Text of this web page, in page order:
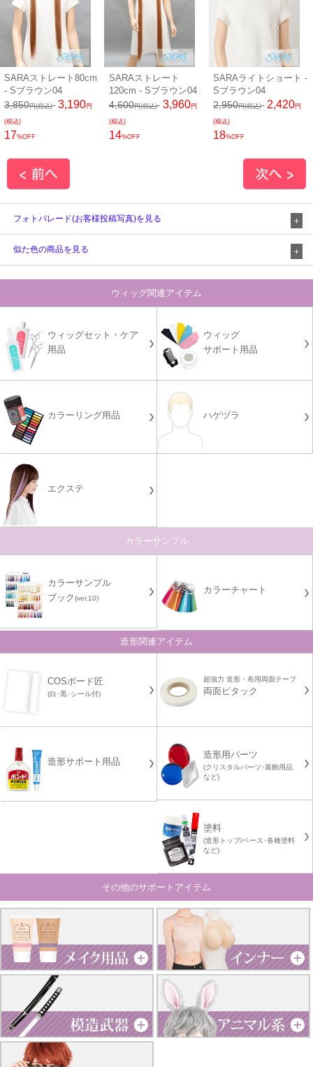
SARAストレート80cm
- Sブラウン04
3,850円(税込) 3,190円
(税込)
17%OFF
SARAストレート
120cm - Sブラウン04
4,600円(税込) 3,960円
(税込)
14%OFF
SARAライトショート -
Sブラウン04
2,950円(税込) 2,420円
(税込)
18%OFF
フォトパレード(お客様投稿写真)を見る
似た色の商品を見る
ウィッグ関連アイテム
ウィッグセット・ケア
用品
ウィッグ
サポート用品
カラーリング用品 ハゲヅラ
エクステ
カラーサンプル
カラーサンプル
ブック(ver.10)
カラーチャート
造形関連アイテム
COSボード匠
(白･黒･シール付)
超強力 造形・布用両面テープ
両面ピタック
造形サポート用品
造形用パーツ
(クリスタルパーツ･装飾用品
など)
塗料
(造形トップ/ベース･各種塗料
など)
その他のサポートアイテム